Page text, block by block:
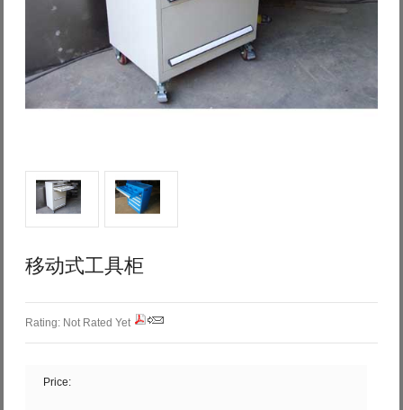
移动式工具柜
Rating: Not Rated Yet
Price:
Log in with Facebook
Forgot your password?
Forgot your username?